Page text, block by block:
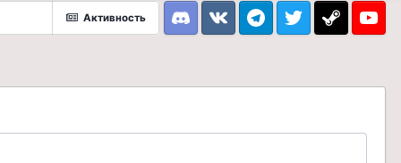
Активность
DiscordVK TelegramTwitter Steam